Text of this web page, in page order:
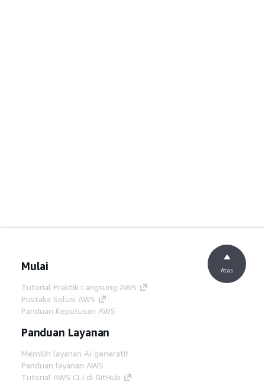
Mulai
Tutorial Praktik Langsung AWS
Pustaka Solusi AWS
Panduan Keputusan AWS
Panduan Layanan
Memilih layanan AI generatif
Panduan layanan AWS
Tutorial AWS CLI di GitHub
Atas